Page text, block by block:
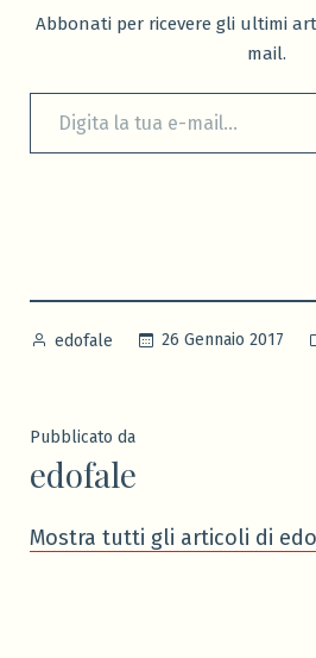
Abbonati per ricevere gli ultimi
mail.
Digita la tua e-mail...
Pubblicato
edofale 26 Gennaio 2017
Pubblicato da
edofale
Mostra tutti gli articoli di